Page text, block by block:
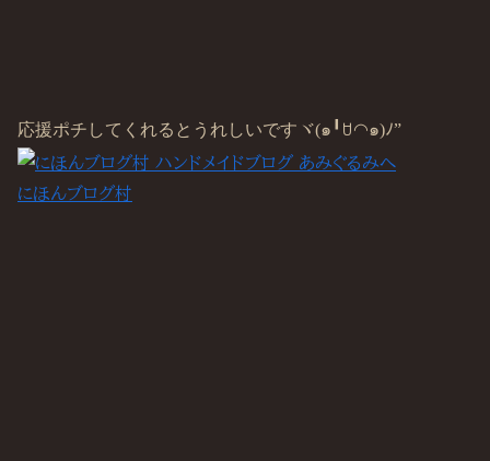
応援ポチしてくれるとうれしいですヾ(๑╹ꇴ◠๑)ﾉ”
にほんブログ村